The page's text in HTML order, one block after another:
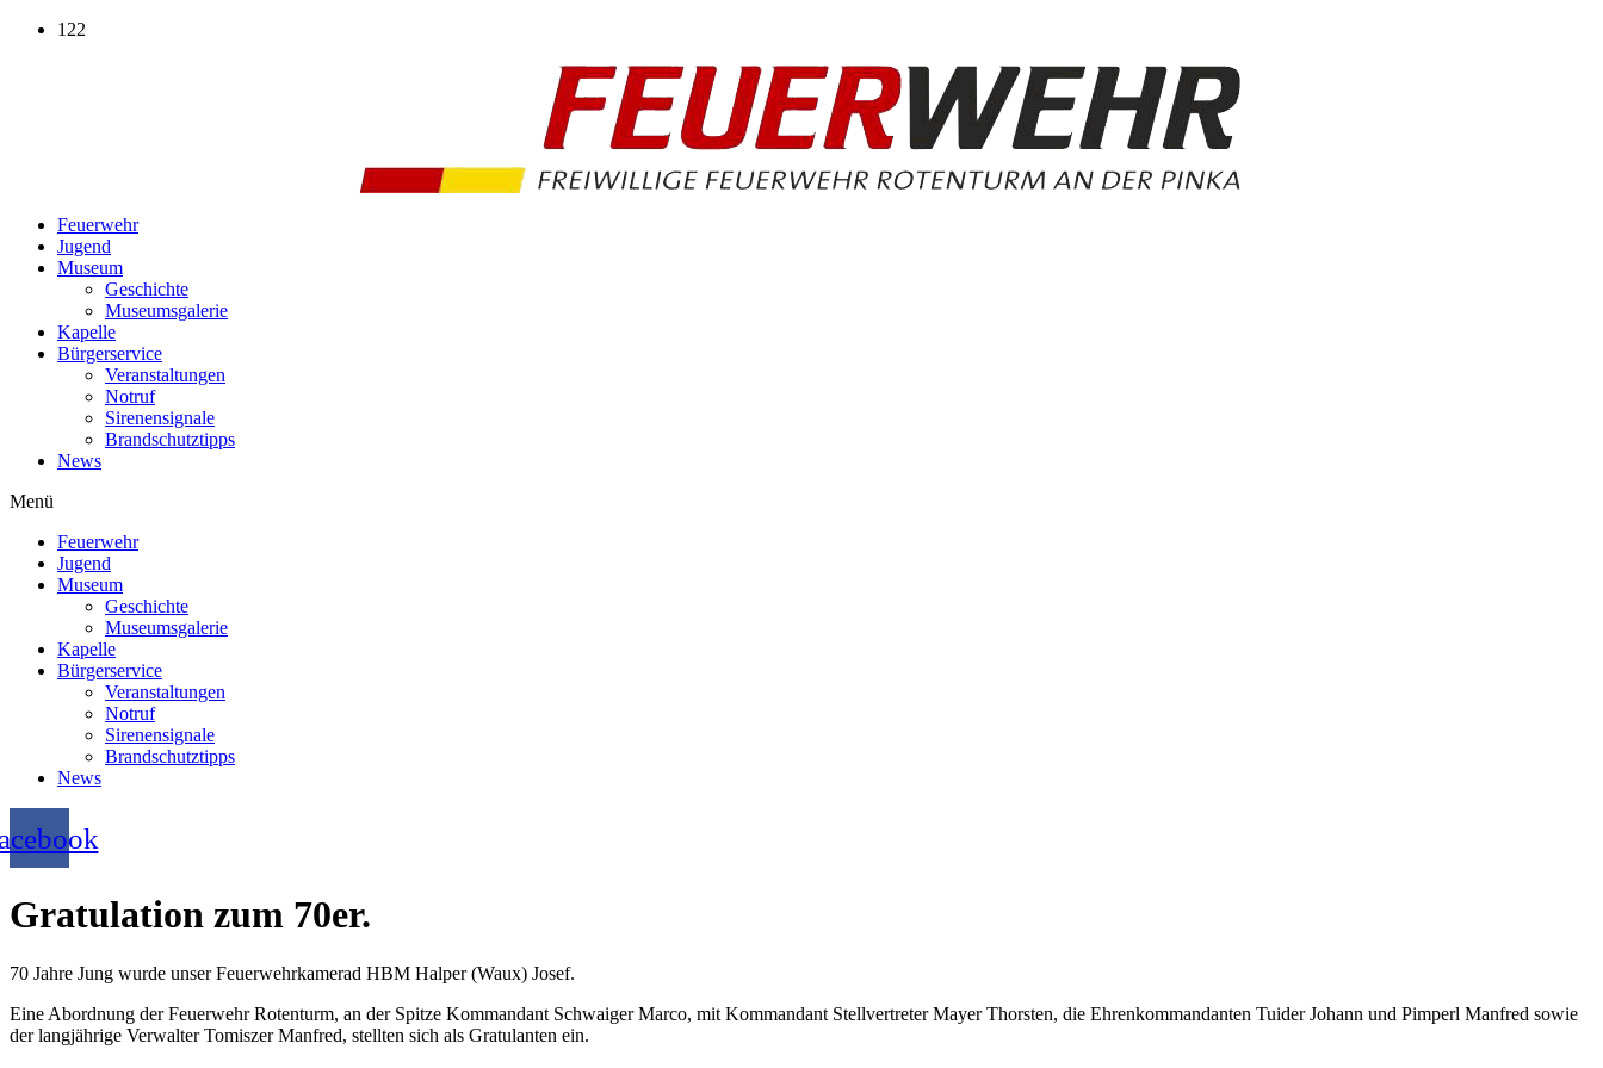
Zum
122
Feuerwehr
Jugend
Museum
Geschichte
Museumsgalerie
Kapelle
Bürgerservice
Veranstaltungen
Notruf
Sirenensignale
Brandschutztipps
News
Menü
Feuerwehr
Jugend
Museum
Geschichte
Museumsgalerie
Kapelle
Bürgerservice
Veranstaltungen
Notruf
Sirenensignale
Brandschutztipps
News
Gratulation zum 70er.
70 Jahre Jung wurde unser Feuerwehrkamerad HBM Halper (Waux) Josef.
Eine Abordnung der Feuerwehr Rotenturm, an der Spitze Kommandant Schwaiger Marco, mit Kommandant Stellvertreter Mayer Thorsten, die Ehrenkommandanten Tuider Johann und Pimperl Manfred sowie
der langjährige Verwalter Tomiszer Manfred, stellten sich als Gratulanten ein.